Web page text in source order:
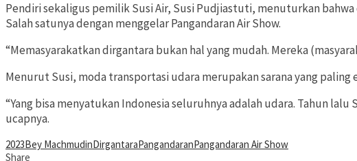
Pendiri sekaligus pemilik Susi Air, Susi Pudjiastuti, menuturkan
Salah satunya dengan menggelar Pangandaran Air Show.
“Memasyarakatkan dirgantara bukan hal yang mudah. Mereka
Menurut Susi, moda transportasi udara merupakan sarana yang
“Yang bisa menyatukan Indonesia seluruhnya adalah udara. Tahun
ucapnya.
2023Bey MachmudinDirgantaraPangandaranPangandaran Air Show
Share